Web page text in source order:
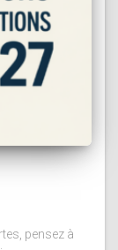
pensez à